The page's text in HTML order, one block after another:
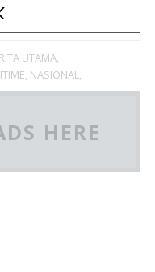
UTAMA,
NASIONAL,
HERE